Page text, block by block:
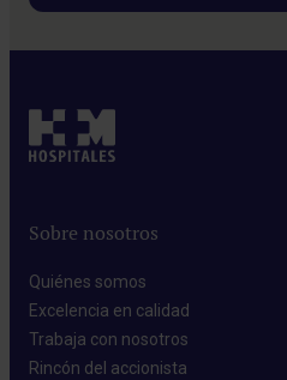
Sobre nosotros
Quiénes somos​
Excelencia en calidad​
Trabaja con nosotros​
Rincón del accionista​